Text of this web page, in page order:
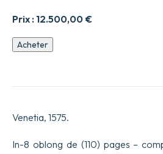
Prix : 12.500,00 €
quantité
de
Da
dell’ordine
Acheter
Venetia, 1575.
In-8 oblong de (110) pages –